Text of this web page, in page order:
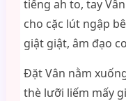
tiếng ah to, tay
cho cặc lút ngập
giật giật, âm đạo
Đặt Vân nằm
thè lưỡi liếm mấy